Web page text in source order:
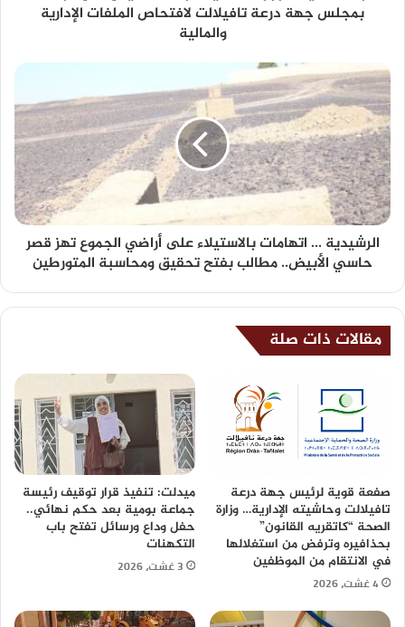
بمجلس جهة درعة تافيلالت لافتحاص الملفات الإدارية
والمالية
الرشيدية ... اتهامات بالاستيلاء على أراضي الجموع تهز قصر
حاسي الأبيض.. مطالب بفتح تحقيق ومحاسبة المتورطين
مقالات ذات صلة
صفعة قوية لرئيس جهة درعة
تافيلالت وحاشيته الإدارية… وزارة
الصحة “كاتقريه القانون”
بحذافيره وترفض من استغلالها
في الانتقام من الموظفين
4 غشت، 2026
ميدلت: تنفيذ قرار توقيف رئيسة
جماعة بومية بعد حكم نهائي..
حفل وداع ورسائل تفتح باب
التكهنات
3 غشت، 2026